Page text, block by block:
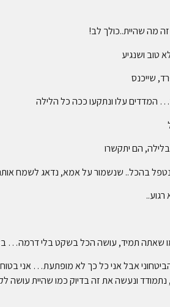
מה שהיית..כולך לב!
טוב ושנגיע
שייכנס
המדדים עלו ונתקעו ככה כל הלילה
הם יתקשרו
בהכל.. שנשמור על אמא, נדאג לשמח
שאתה תמיד, עושה הכל בשקט בלי דרמה…
הביטחוני אבל אני כל כך לא מופתעת… אני
ונעשה את זה בדיוק כמו שהיית עושה